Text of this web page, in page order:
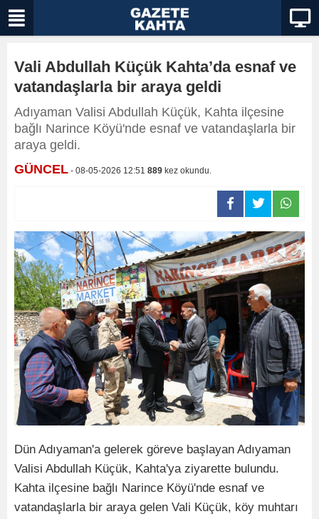
Vali Abdullah Küçük Kahta’da esnaf ve
vatandaşlarla bir araya geldi
Adıyaman Valisi Abdullah Küçük, Kahta ilçesine
bağlı Narince Köyü'nde esnaf ve vatandaşlarla bir
araya geldi.
GÜNCEL - 08-05-2026 12:51 889 kez okundu.
Dün Adıyaman'a gelerek göreve başlayan Adıyaman
Valisi Abdullah Küçük, Kahta'ya ziyarette bulundu.
Kahta ilçesine bağlı Narince Köyü'nde esnaf ve
vatandaşlarla bir araya gelen Vali Küçük, köy muhtarı